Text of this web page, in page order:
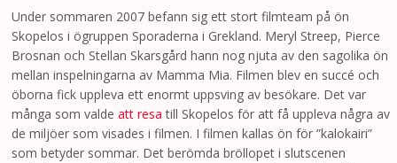
Under sommaren 2007 befann sig ett stort filmteam på ön
Skopelos i ögruppen Sporaderna i Grekland. Meryl Streep, Pierce
Brosnan och Stellan Skarsgård hann nog njuta av den sagolika ön
mellan inspelningarna av Mamma Mia. Filmen blev en succé och
öborna fick uppleva ett enormt uppsving av besökare. Det var
många som valdeatt resa till Skopelos för att få uppleva några av
de miljöer som visades i filmen. I filmen kallas ön för ”kalokairi”
som betyder sommar. Det berömda bröllopet i slutscenen